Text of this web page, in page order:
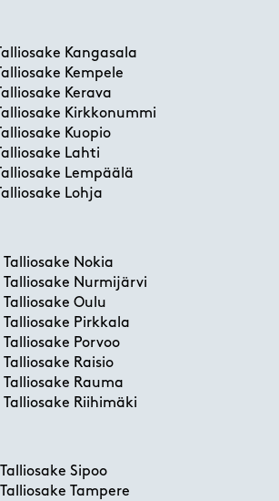
Talliosake Kangasala
Talliosake Kempele
Talliosake Kerava
Talliosake Kirkkonummi
Talliosake Kuopio
Talliosake Lahti
Talliosake Lempäälä
Talliosake Lohja
Talliosake Nokia
Talliosake Nurmijärvi
Talliosake Oulu
Talliosake Pirkkala
Talliosake Porvoo
Talliosake Raisio
Talliosake Rauma
Talliosake Riihimäki
Talliosake Sipoo
Talliosake Tampere